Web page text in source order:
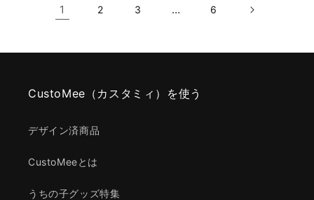
1 2 3 … 6
CustoMee（カスタミィ）を使う
デザイン済商品
CustoMeeとは
うちの子グッズ特集